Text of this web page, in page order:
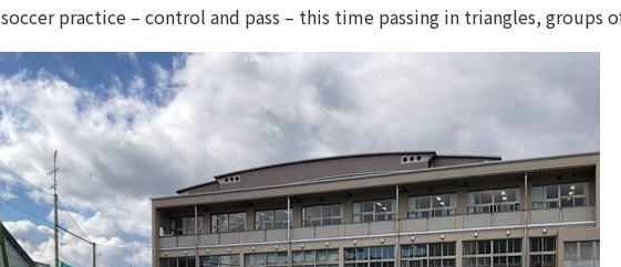
practice – control and pass – this time passing in triangles, groups